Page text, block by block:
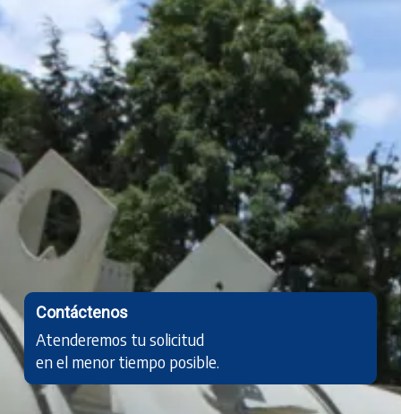
Contáctenos
Atenderemos tu solicitud
en el menor tiempo posible.